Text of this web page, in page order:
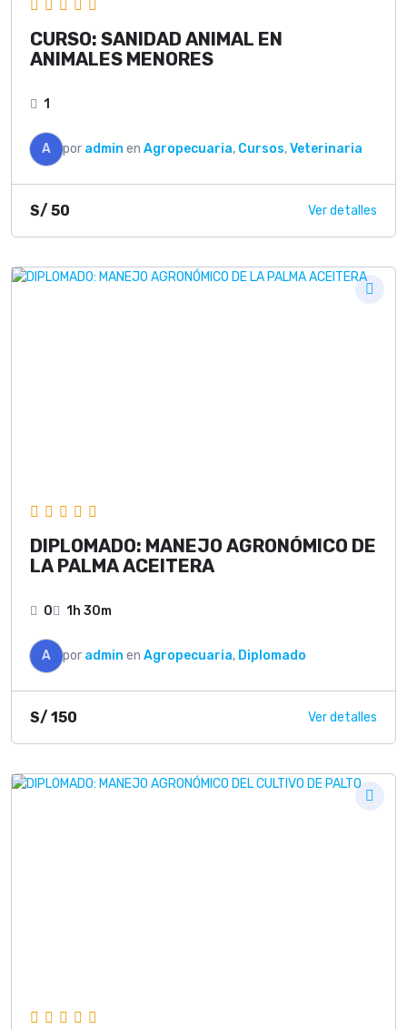
CURSO: SANIDAD ANIMAL EN
ANIMALES MENORES
1
A por admin en Agropecuaria, Cursos,Veterinaria
S/ 50 Ver detalles
DIPLOMADO: MANEJO AGRONÓMICO DE
LA PALMA ACEITERA
0 1h 30m
A por admin en Agropecuaria, Diplomado
S/ 150 Ver detalles